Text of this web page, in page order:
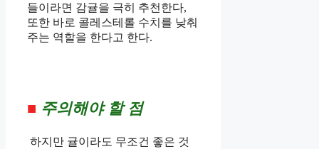
들이라면 감귤을 극히 추천한다,
또한 바로 콜레스테롤 수치를 낮춰
주는 역할을 한다고 한다.
■ 주의해야 할 점
하지만 귤이라도 무조건 좋은 것